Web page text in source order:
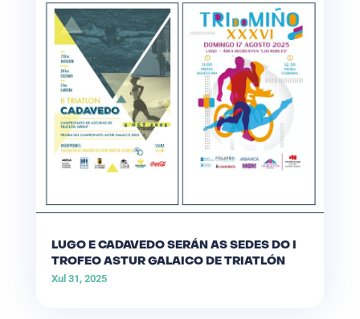
LUGO E CADAVEDO SERÁN AS SEDES DO I
TROFEO ASTUR GALAICO DE TRIATLÓN
Xul 31, 2025